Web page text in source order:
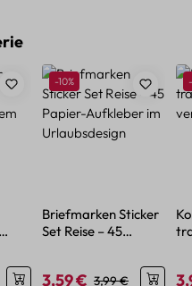
Preis:
Rabatt
-10%
Briefmarken Sticker
Set Reise – 45
Verkaufspreis:
3,59 € Regulärer Preis:
3,99 €